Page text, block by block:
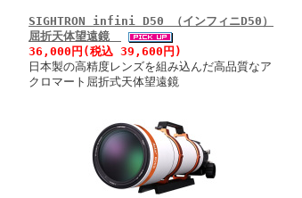
SIGHTRON infini D50 （インフィニD50）
屈折天体望遠鏡
36,000円(税込 39,600円)
日本製の高精度レンズを組み込んだ高品質なア
クロマート屈折式天体望遠鏡